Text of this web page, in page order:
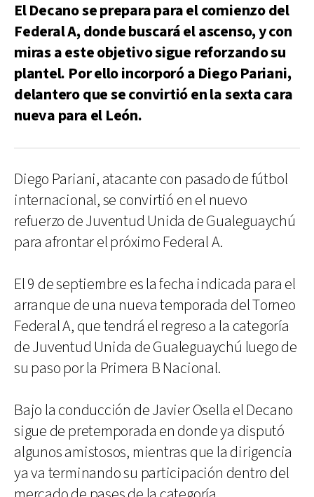
El Decano se prepara para el comienzo del
Federal A, donde buscará el ascenso, y con
miras a este objetivo sigue reforzando su
plantel. Por ello incorporó a Diego Pariani,
delantero que se convirtió en la sexta cara
nueva para el León.
Diego Pariani, atacante con pasado de fútbol
internacional, se convirtió en el nuevo
refuerzo de Juventud Unida de Gualeguaychú
para afrontar el próximo Federal A.
El 9 de septiembre es la fecha indicada para el
arranque de una nueva temporada del Torneo
Federal A, que tendrá el regreso a la categoría
de Juventud Unida de Gualeguaychú luego de
su paso por la Primera B Nacional.
Bajo la conducción de Javier Osella el Decano
sigue de pretemporada en donde ya disputó
algunos amistosos, mientras que la dirigencia
ya va terminando su participación dentro del